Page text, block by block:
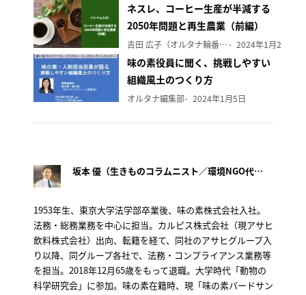
ネスレ、コーヒー生産が半減する
2050年問題と再生農業（前編）
吉田 広子（オルタナ輪番編集長） 2024年1月29日
味の素役員に聞く、挑戦しやすい
組織風土のつくり方
オルタナ編集部 2024年1月5日
坂本 優（生きものコラムニスト／環境NGO代表）
1953年生、東京大学法学部卒業後、味の素株式会社入社。
法務・総務業務を中心に担当。カルピス株式会社（現アサヒ
飲料株式会社）出向、転籍を経て、同社のアサヒグループ入
り以降、同グループ各社で、法務・コンプライアンス業務等
を担当。2018年12月65歳をもって退職。大学時代「動物の
科学研究会」に参加。味の素在籍時、現「味の素バードサン